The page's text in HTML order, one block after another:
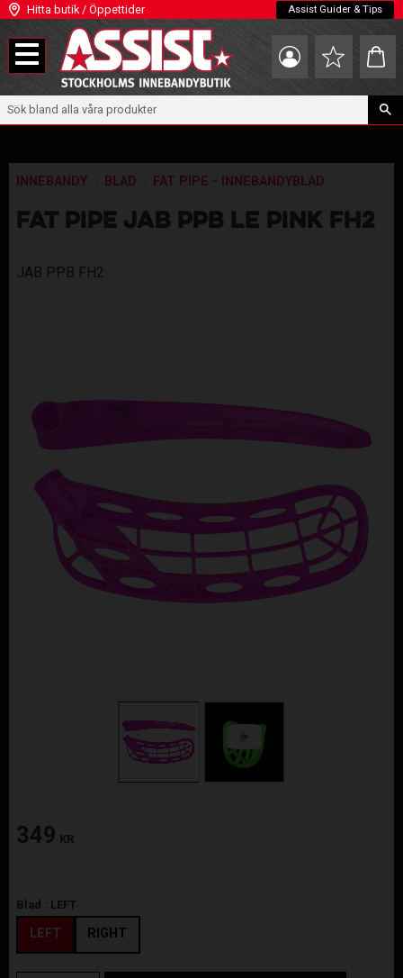
Meny
Hitta butik / Öppettider Assist Guider & Tips
Favoriter
INNEBANDY BLAD FAT PIPE - INNEBANDYBLAD
FAT PIPE JAB PPB LE PINK FH2
JAB PPB FH2
349 KR
Blad : LEFT
LEFT RIGHT